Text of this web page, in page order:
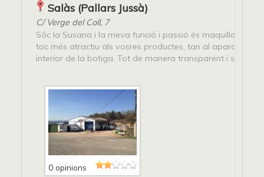
Salàs (Pallars Jussà)
C/ Verge del Coll, 7
Sóc la Susana i la meva funció i passió és maquillar i
toc més atractiu als vosres productes, tan al aparador
interior de la botiga. Tot de manera transparent i sense...
0 opinions